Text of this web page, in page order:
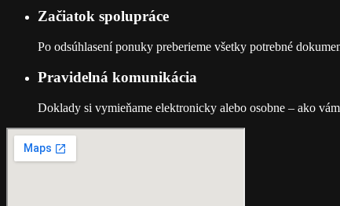
Začiatok spolupráce
Po odsúhlasení ponuky preberieme všetky potrebné
Pravidelná komunikácia
Doklady si vymieňame elektronicky alebo osobne – ako